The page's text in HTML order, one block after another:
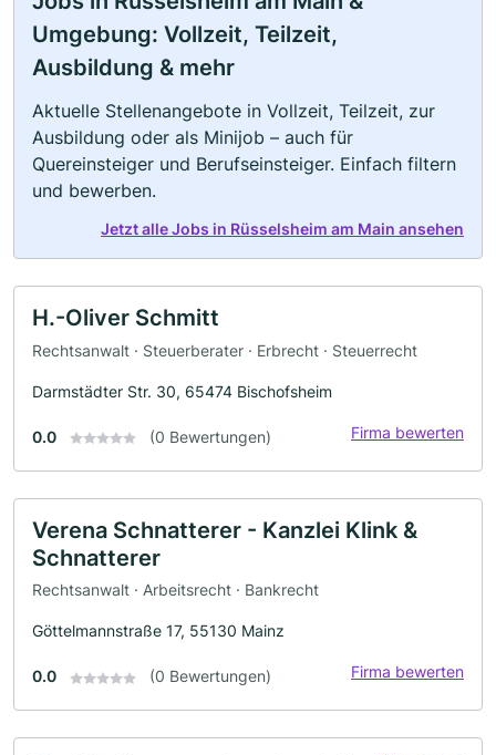
Umgebung: Vollzeit, Teilzeit,
Ausbildung & mehr
Aktuelle Stellenangebote in Vollzeit, Teilzeit, zur
Ausbildung oder als Minijob – auch für
Quereinsteiger und Berufseinsteiger. Einfach filtern
und bewerben.
Jetzt alle Jobs in Rüsselsheim am Main ansehen
H.-Oliver Schmitt
Rechtsanwalt · Steuerberater · Erbrecht · Steuerrecht
Darmstädter Str. 30, 65474 Bischofsheim
0.0 (0 Bewertungen) Firma bewerten
Verena Schnatterer - Kanzlei Klink &
Schnatterer
Rechtsanwalt · Arbeitsrecht · Bankrecht
Göttelmannstraße 17, 55130 Mainz
0.0 (0 Bewertungen) Firma bewerten